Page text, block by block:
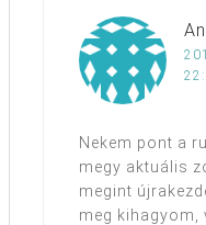
Nekem pont a
megy aktuális
megint
meg kihagyom,